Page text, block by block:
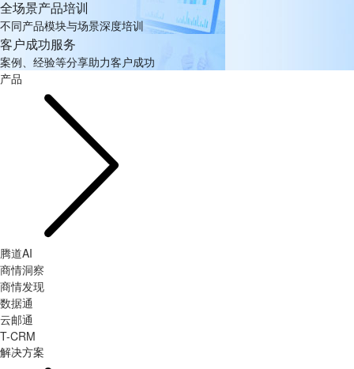
全场景产品培训
不同产品模块与场景深度培训
客户成功服务
案例、经验等分享助力客户成功
产品
腾道AI
商情洞察
商情发现
数据通
云邮通
T-CRM
解决方案